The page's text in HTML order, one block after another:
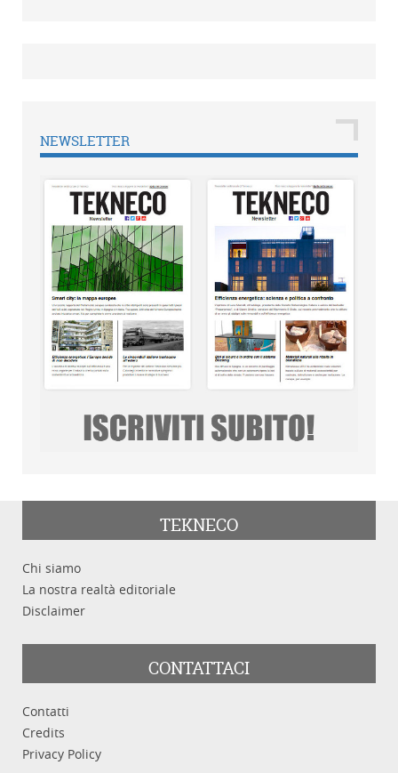
NEWSLETTER
TEKNECO
Chi siamo
La nostra realtà editoriale
Disclaimer
CONTATTACI
Contatti
Credits
Privacy Policy